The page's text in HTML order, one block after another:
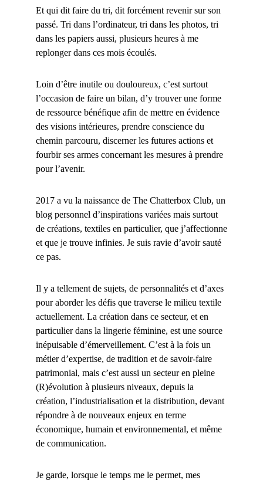
Et qui dit faire du tri, dit forcément revenir sur son
passé. Tri dans l’ordinateur, tri dans les photos, tri
dans les papiers aussi, plusieurs heures à me
replonger dans ces mois écoulés.
Loin d’être inutile ou douloureux, c’est surtout
l’occasion de faire un bilan, d’y trouver une forme
de ressource bénéfique afin de mettre en évidence
des visions intérieures, prendre conscience du
chemin parcouru, discerner les futures actions et
fourbir ses armes concernant les mesures à prendre
pour l’avenir.
2017 a vu la naissance de The Chatterbox Club, un
blog personnel d’inspirations variées mais surtout
de créations, textiles en particulier, que j’affectionne
et que je trouve infinies. Je suis ravie d’avoir sauté
ce pas.
Il y a tellement de sujets, de personnalités et d’axes
pour aborder les défis que traverse le milieu textile
actuellement. La création dans ce secteur, et en
particulier dans la lingerie féminine, est une source
inépuisable d’émerveillement. C’est à la fois un
métier d’expertise, de tradition et de savoir-faire
patrimonial, mais c’est aussi un secteur en pleine
(R)évolution à plusieurs niveaux, depuis la
création, l’industrialisation et la distribution, devant
répondre à de nouveaux enjeux en terme
économique, humain et environnemental, et même
de communication.
Je garde, lorsque le temps me le permet, mes